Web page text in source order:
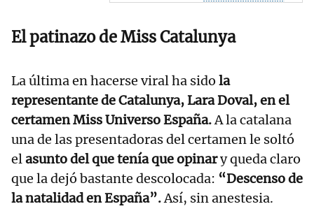
El patinazo de Miss Catalunya
La última en hacerse viral ha sido la
representante de Catalunya, Lara Doval, en el
certamen Miss Universo España.A la catalana
una de las presentadoras del certamen le soltó
elasunto del que tenía que opinary queda claro
que la dejó bastante descolocada: “Descenso de
la natalidad en España”.Así, sin anestesia.